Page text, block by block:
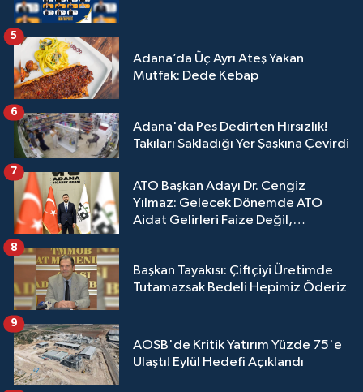
Adana’da Üç Ayrı Ateş Yakan
Mutfak: Dede Kebap
5
Adana'da Pes Dedirten Hırsızlık!
Takıları Sakladığı Yer Şaşkına Çevirdi
6
ATO Başkan Adayı Dr. Cengiz
Yılmaz: Gelecek Dönemde ATO
Aidat Gelirleri Faize Değil,
7
Başkan Tayakısı: Çiftçiyi Üretimde
Tutamazsak Bedeli Hepimiz Öderiz
8
AOSB'de Kritik Yatırım Yüzde 75'e
Ulaştı! Eylül Hedefi Açıklandı
9